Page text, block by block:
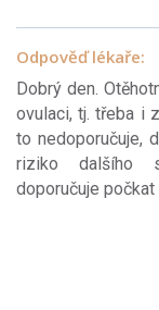
Odpověď lékaře:
Dobrý den.
ovulaci, tj. třeba i
to nedoporučuje,
riziko dalšího
doporučuje